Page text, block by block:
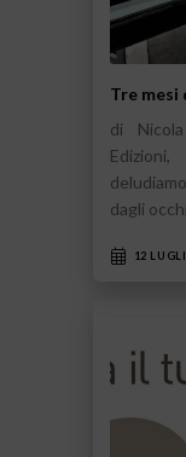
Tre mesi
di
dagli
12